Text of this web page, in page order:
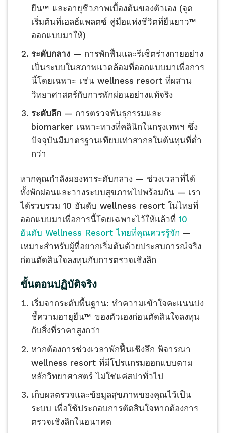
ยืน™ และอายุชีวภาพเบื้องต้นของตัวเอง (จุด
เริ่มต้นที่เฮลธ์แพลตซ์ คู่มือแห่งชีวิตที่ยืนยาว™
ออกแบบมาให้)
ระดับกลาง — การพักฟื้นและรีเซ็ตร่างกายอย่าง
เป็นระบบในสภาพแวดล้อมที่ออกแบบมาเพื่อการ
นี้โดยเฉพาะ เช่น wellness resort ที่ผสาน
วิทยาศาสตร์กับการพักผ่อนอย่างแท้จริง
ระดับลึก — การตรวจพันธุกรรมและ
biomarker เฉพาะทางที่คลินิกในกรุงเทพฯ ซึ่ง
ปัจจุบันมีมาตรฐานเทียบเท่าสากลในต้นทุนที่ต่ำ
กว่า
หากคุณกำลังมองหาระดับกลาง — ช่วงเวลาที่ได้
ทั้งพักผ่อนและวางระบบสุขภาพไปพร้อมกัน — เรา
ได้รวบรวม 10 อันดับ wellness resort ในไทยที่
ออกแบบมาเพื่อการนี้โดยเฉพาะไว้ให้แล้วที่10
อันดับ Wellness Resort ไทยที่คุณควรรู้จัก —
เหมาะสำหรับผู้ที่อยากเริ่มต้นด้วยประสบการณ์จริง
ก่อนตัดสินใจลงทุนกับการตรวจเชิงลึก
ขั้นตอนปฏิบัติจริง
เริ่มจากระดับพื้นฐาน: ทำความเข้าใจคะแนนบ่ง
ชี้ความอายุยืน™ ของตัวเองก่อนตัดสินใจลงทุน
กับสิ่งที่ราคาสูงกว่า
หากต้องการช่วงเวลาพักฟื้นเชิงลึก พิจารณา
wellness resort ที่มีโปรแกรมออกแบบตาม
หลักวิทยาศาสตร์ ไม่ใช่แค่สปาทั่วไป
เก็บผลตรวจและข้อมูลสุขภาพของคุณไว้เป็น
ระบบ เพื่อใช้ประกอบการตัดสินใจหากต้องการ
ตรวจเชิงลึกในอนาคต